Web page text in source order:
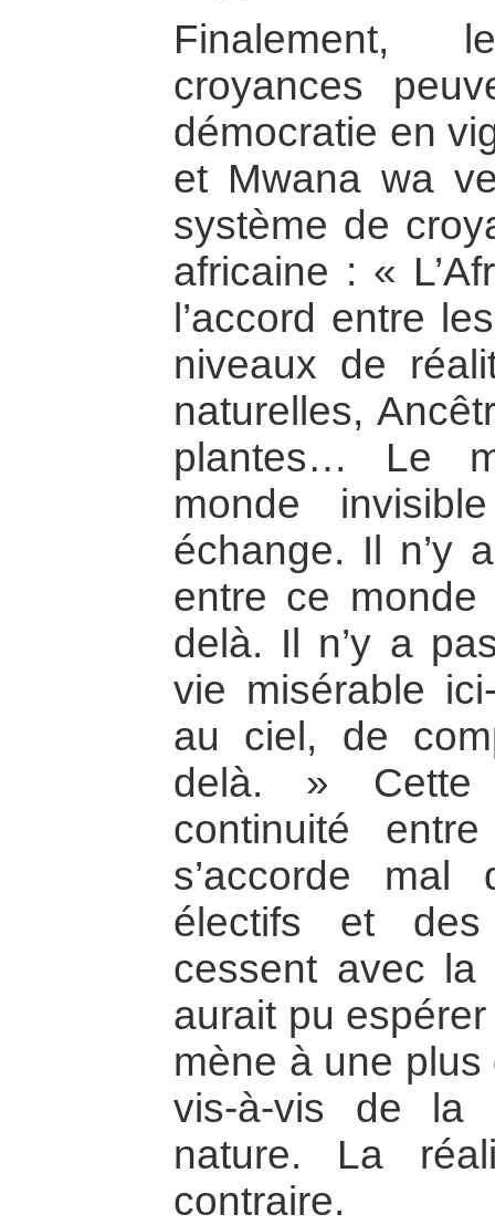
Finalement,
croyances
démocratie en
et Mwana wa
système de
africaine : «
l’accord entre
niveaux de
naturelles,
plantes… Le
monde
échange. Il n’y
entre ce monde
delà. Il n’y a
vie misérable
au ciel, de
delà. » Cette
continuité
s’accorde mal
électifs et des
cessent avec
aurait pu
mène à une
vis-à-vis de la
nature. La
contraire.